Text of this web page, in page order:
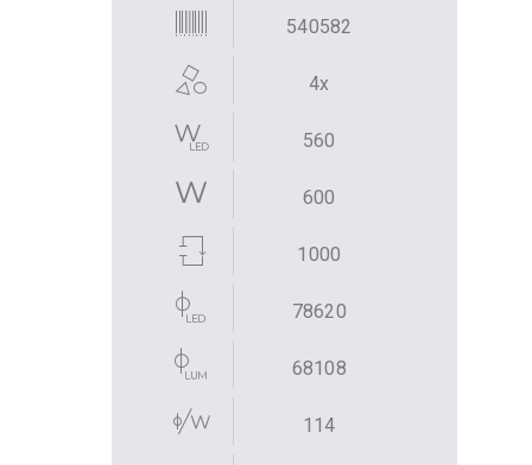
540582
4x
560
600
1000
78620
68108
114